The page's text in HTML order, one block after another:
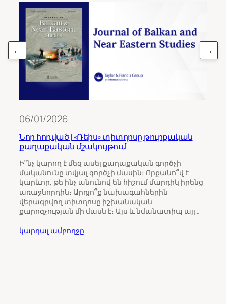
06/01/2026
Նոր հոդված | «Ռեիս» տիտղոսը թուրքական
քաղաքական մշակույթում
Ի՞նչ կարող է մեզ ասել քաղաքական գործչի
մականունը տվյալ գործչի մասին։ Որքանո՞վ է
կարևոր, թե ինչ անունով են հիշում մարդիկ իրենց
առաջնորդին։ Արդյո՞ք նախագահներին
վերագրվող տիտղոսը իշխանական
քարոզչության մի մասն է։ Այս և նմանատիպ այլ…
կարդալ ամբողջը
← →